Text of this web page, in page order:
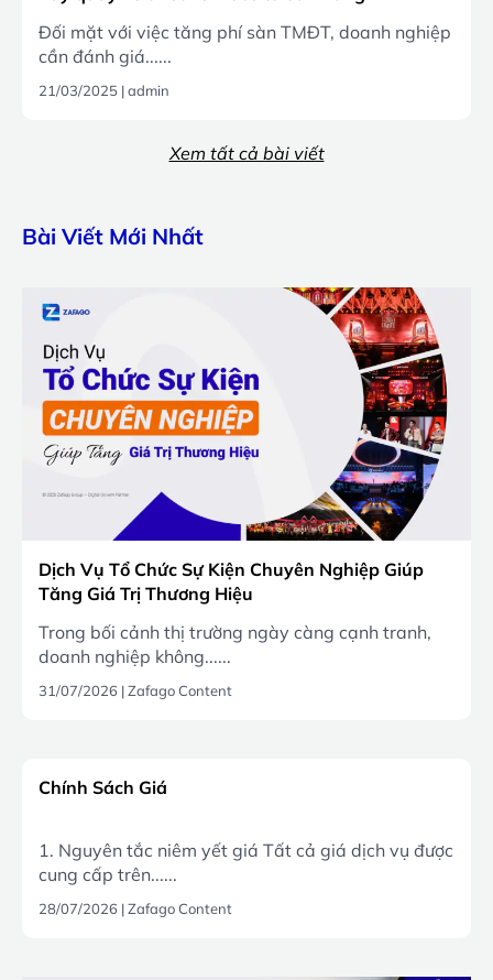
Đối mặt với việc tăng phí sàn TMĐT, doanh nghiệp
cần đánh giá......
21/03/2025 |admin
Xem tất cả bài viết
Bài Viết Mới Nhất
Dịch Vụ Tổ Chức Sự Kiện Chuyên Nghiệp Giúp
Tăng Giá Trị Thương Hiệu
Trong bối cảnh thị trường ngày càng cạnh tranh,
doanh nghiệp không......
31/07/2026 |Zafago Content
Chính Sách Giá
1. Nguyên tắc niêm yết giá Tất cả giá dịch vụ được
cung cấp trên......
28/07/2026 |Zafago Content